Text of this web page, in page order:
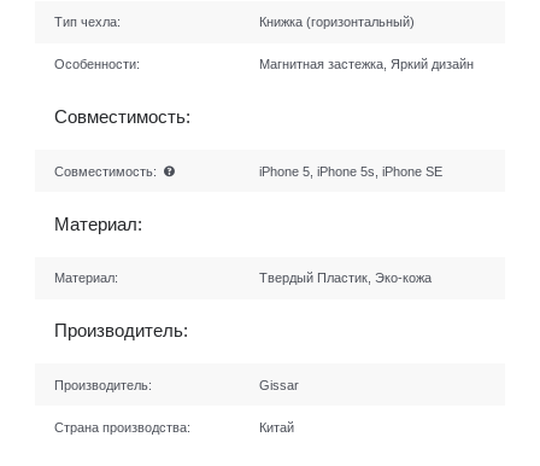
Тип чехла: Книжка (горизонтальный)
Особенности: Магнитная застежка, Яркий дизайн
Совместимость:
Совместимость: iPhone 5, iPhone 5s, iPhone SE
Материал:
Материал: Твердый Пластик, Эко-кожа
Производитель:
Производитель: Gissar
Страна производства: Китай